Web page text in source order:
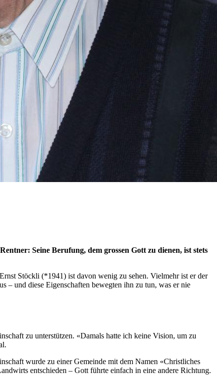
Seine Berufung, dem grossen Gott zu dienen, ist stets
Stöckli (*1941) ist davon wenig zu sehen. Vielmehr ist er der
– und diese Eigenschaften bewegten ihn zu tun, was er nie
zu unterstützen. «Damals hatte ich keine Vision, um zu
wurde zu einer Gemeinde mit dem Namen «Christliches
entschieden – Gott führte einfach in eine andere Richtung.